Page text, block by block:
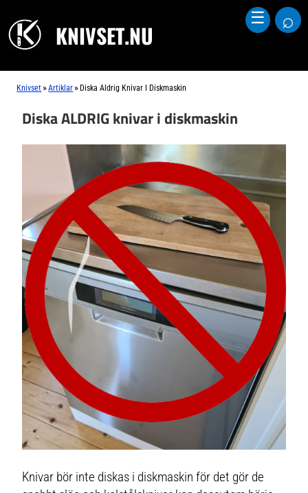
KNIVSET.NU
☰ ⌕
Knivset »Artiklar » Diska Aldrig Knivar I Diskmaskin
Diska ALDRIG knivar i diskmaskin
Knivar bör inte diskas i diskmaskin för det gör de